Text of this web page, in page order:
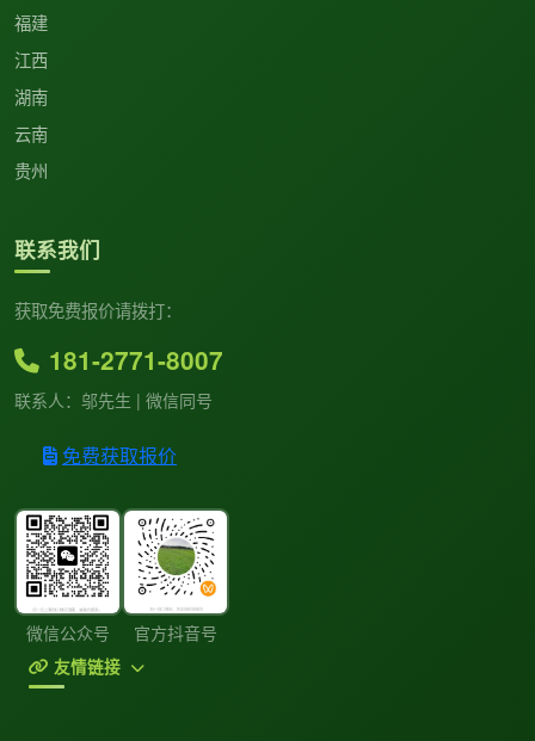
福建
江西
湖南
云南
贵州
联系我们
获取免费报价请拨打：
181-2771-8007
联系人：邬先生 | 微信同号
免费获取报价
微信公众号 官方抖音号
友情链接